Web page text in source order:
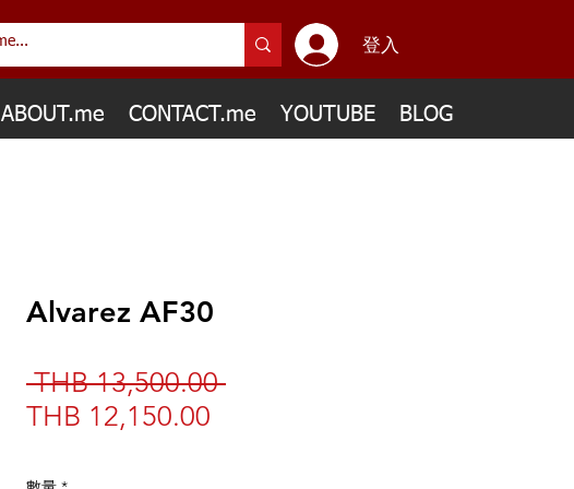
登入
ABOUT.me CONTACT.me YOUTUBE BLOG
Alvarez AF30
THB 13,500.00 一
THB 12,150.00